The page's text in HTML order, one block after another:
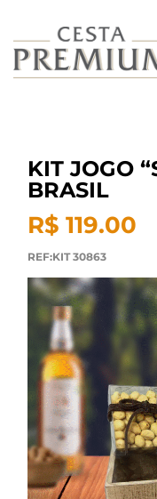
KIT JOGO
BRASIL
R$ 119.00
REF:KIT 30863